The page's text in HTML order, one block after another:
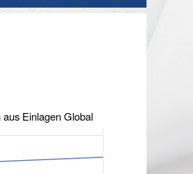
Sonstige Investitionen - Verbindlichkeiten aus Einlagen Global